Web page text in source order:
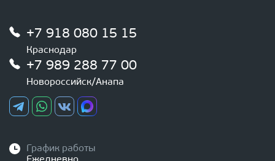
+7 918 080 15 15
Краснодар
+7 989 288 77 00
Новороссийск/Анапа
График работы